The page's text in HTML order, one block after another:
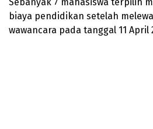
biaya pendidikan setelah
wawancara pada tanggal 11 April